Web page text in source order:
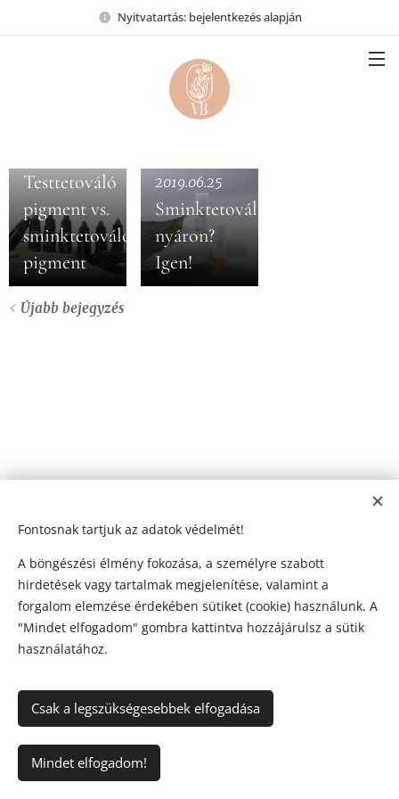
Nyitvatartás: bejelentkezés alapján
Testtetováló
pigment vs.
sminktetováló
pigment
2019.06.25
Sminktetoválás
nyáron?
Igen!
Újabb bejegyzés
© 2026 VAiA' Beautyline | Minden jog fenntartva.
Az oldalt a
Webnode
Fontosnak tartjuk az adatok védelmét!
A böngészési élmény fokozása, a személyre szabott
hirdetések vagy tartalmak megjelenítése, valamint a
forgalom elemzése érdekében sütiket (cookie) használunk. A
"Mindet elfogadom" gombra kattintva hozzájárulsz a sütik
használatához.
Csak a legszükségesebbek elfogadása
Mindet elfogadom!